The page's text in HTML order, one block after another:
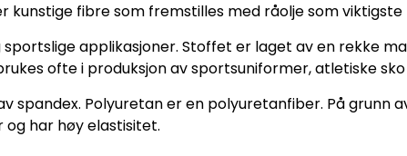
fibre som fremstilles med råolje som
applikasjoner. Stoffet er laget av en rekke
ofte i produksjon av sportsuniformer, atletiske
Polyuretan er en polyuretanfiber. På grunn
har høy elastisitet.